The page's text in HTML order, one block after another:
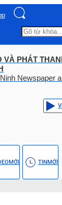
VÀ PHÁT
Newspaper
MỚI TINMỚI